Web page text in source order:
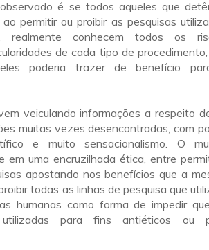
é se todos aqueles que
permitir ou proibir as pesquisas
realmente conhecem todos os
de cada tipo de
poderia trazer de benefício
veiculando informações a respeito
muitas vezes desencontradas, com
e muito sensacionalismo. O
em uma encruzilhada ética, entre
apostando nos benefícios que a
todas as linhas de pesquisa que
humanas como forma de impedir
para fins antiéticos ou